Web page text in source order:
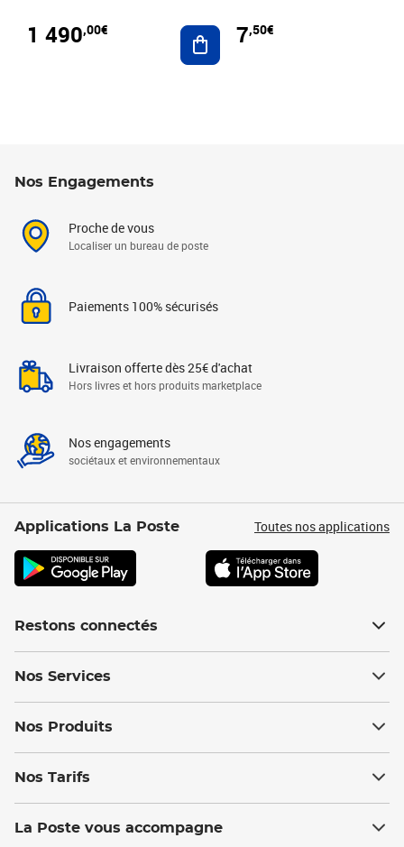
1 490,00€ Ajouter au panier
7,50€
Nos Engagements
Proche de vous
Localiser un bureau de poste
Paiements 100% sécurisés
Livraison offerte dès 25€ d'achat
Hors livres et hors produits marketplace
Nos engagements
sociétaux et environnementaux
Applications La Poste Toutes nos applications
Restons connectés
Nos Services
Nos Produits
Nos Tarifs
La Poste vous accompagne